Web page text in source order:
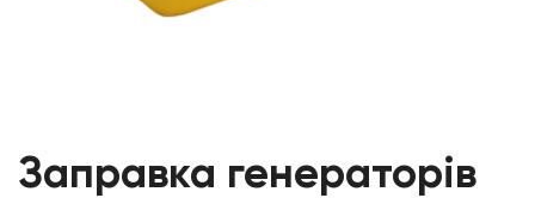
Заправка генераторів